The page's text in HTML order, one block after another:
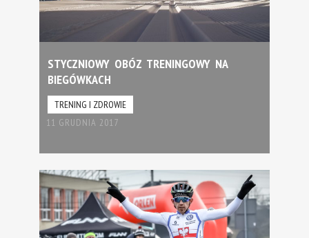
STYCZNIOWY OBÓZ TRENINGOWY NA
BIEGÓWKACH
TRENING I ZDROWIE
11 GRUDNIA 2017